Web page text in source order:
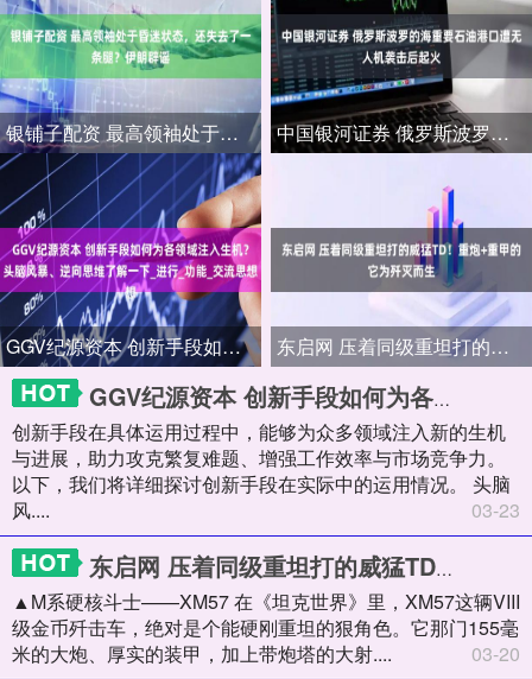
银铺子配资 最高领袖处于昏迷状态，还失去了一条腿？伊朗辟谣 中国银河证券 俄罗斯波罗的海重要石油港口遭无人机袭击后起火
GGV纪源资本 创新手段如何为各领域注入生机？头脑风暴、逆向思维了解一下_进行_功能_交流思想 东启网 压着同级重坦打的威猛TD！重炮+重甲的它为歼灭而生
GGV纪源资本 创新手段如何为各领域注入生机？头脑风暴、逆向思维了解一下_进行_功能_交流思想
创新手段在具体运用过程中，能够为众多领域注入新的生机
与进展，助力攻克繁复难题、增强工作效率与市场竞争力。
以下，我们将详细探讨创新手段在实际中的运用情况。 头脑
风....
03-23
东启网 压着同级重坦打的威猛TD！重炮+重甲的它为歼灭而生
▲M系硬核斗士——XM57 在《坦克世界》里，XM57这辆VIII
级金币歼击车，绝对是个能硬刚重坦的狠角色。它那门155毫
米的大炮、厚实的装甲，加上带炮塔的大射....
03-20